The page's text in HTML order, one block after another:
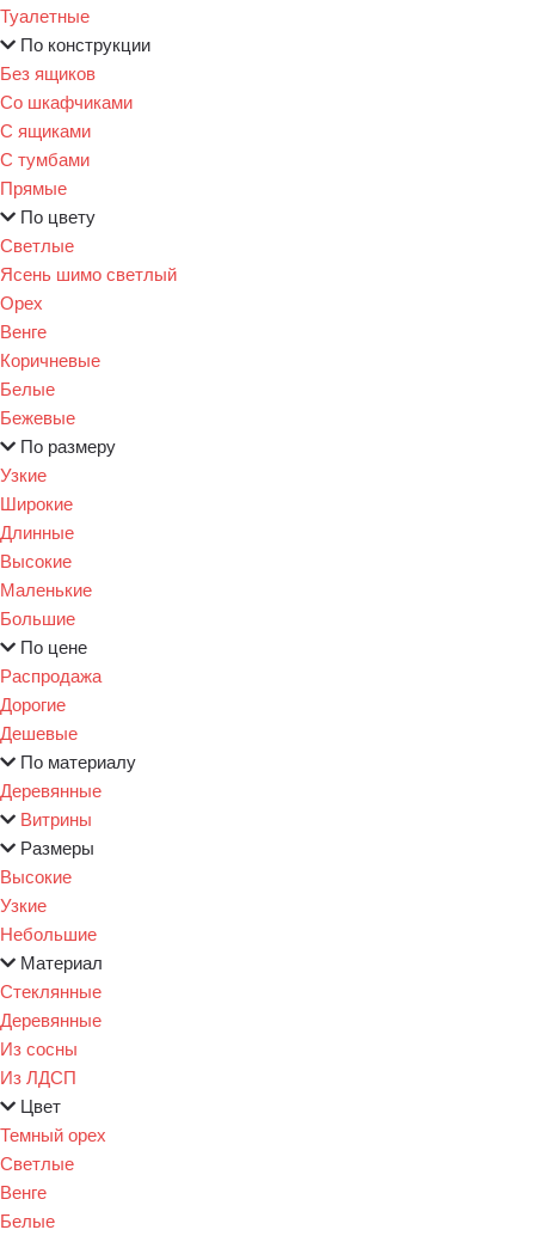
Туалетные
По конструкции
Без ящиков
Со шкафчиками
С ящиками
С тумбами
Прямые
По цвету
Светлые
Ясень шимо светлый
Орех
Венге
Коричневые
Белые
Бежевые
По размеру
Узкие
Широкие
Длинные
Высокие
Маленькие
Большие
По цене
Распродажа
Дорогие
Дешевые
По материалу
Деревянные
Витрины
Размеры
Высокие
Узкие
Небольшие
Материал
Стеклянные
Деревянные
Из сосны
Из ЛДСП
Цвет
Темный орех
Светлые
Венге
Белые